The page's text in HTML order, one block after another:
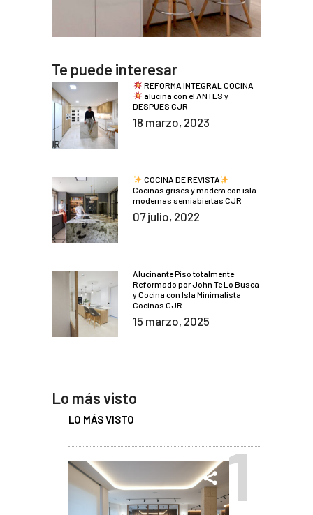
Te puede interesar
REFORMA INTEGRAL COCINA
alucina con el ANTES y
DESPUÉS CJR
18 marzo, 2023
COCINA DE REVISTA
Cocinas grises y madera con isla
modernas semiabiertas CJR
07 julio, 2022
Alucinante Piso totalmente
Reformado por John Te Lo Busca
y Cocina con Isla Minimalista
Cocinas CJR
15 marzo, 2025
Lo más visto
LO MÁS VISTO